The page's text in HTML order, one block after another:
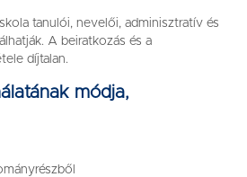
tanulói, nevelői, adminisztratív és
A beiratkozás és a
díjtalan.
módja,